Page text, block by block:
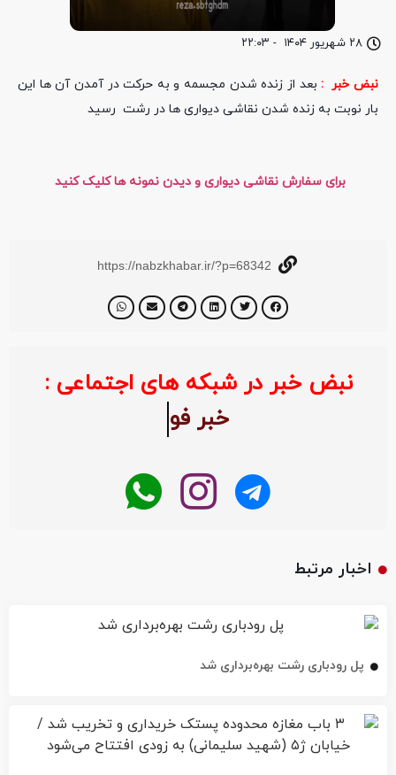
۲۸ شهریور ۱۴۰۴ - ۲۲:۰۳
نبض خبر :بعد از زنده شدن مجسمه و به حرکت در آمدن آن ها این
بار نوبت به زنده شدن نقاشی دیواری ها در رشت رسید
برای سفارش نقاشی دیواری و دیدن نمونه ها کلیک کنید
https://nabzkhabar.ir/?p=68342
نبض خبر در شبکه های اجتماعی :
پل رودباری رشت بهره‌برداری شد